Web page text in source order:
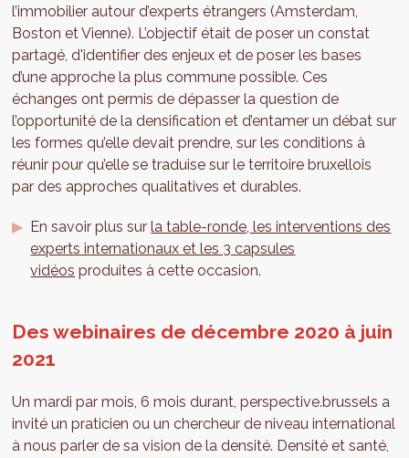
l’immobilier autour d’experts étrangers (Amsterdam,
Boston et Vienne). L’objectif était de poser un constat
partagé, d'identifier des enjeux et de poser les bases
d’une approche la plus commune possible. Ces
échanges ont permis de dépasser la question de
l’opportunité de la densification et d’entamer un débat sur
les formes qu’elle devait prendre, sur les conditions à
réunir pour qu’elle se traduise sur le territoire bruxellois
par des approches qualitatives et durables.
En savoir plus surla table-ronde, les interventions des
experts internationaux et les 3 capsules
vidéos produites à cette occasion.
Des webinaires de décembre 2020 à juin
2021
Un mardi par mois, 6 mois durant, perspective.brussels a
invité un praticien ou un chercheur de niveau international
à nous parler de sa vision de la densité. Densité et santé,